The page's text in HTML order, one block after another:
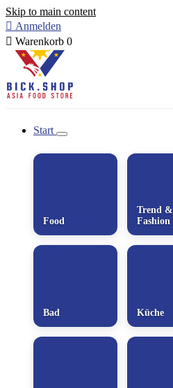
Skip to main content
 Anmelden
 Warenkorb 0
Start
Food
Trend &
Fashion
Bad Küche